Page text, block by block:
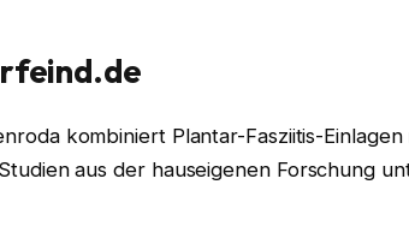
kombiniert Plantar-Fasziitis-
aus der hauseigenen Forschung